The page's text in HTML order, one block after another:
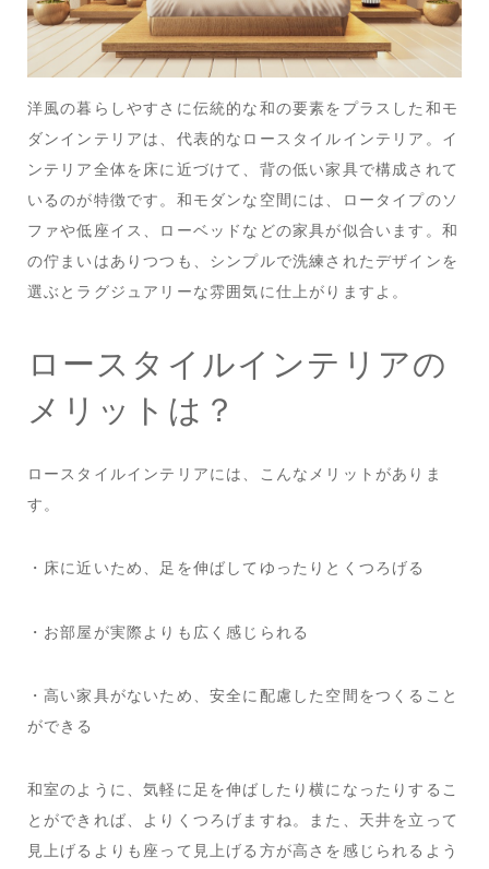
洋風の暮らしやすさに伝統的な和の要素をプラスした和モ
ダンインテリアは、代表的なロースタイルインテリア。イ
ンテリア全体を床に近づけて、背の低い家具で構成されて
いるのが特徴です。和モダンな空間には、ロータイプのソ
ファや低座イス、ローベッドなどの家具が似合います。和
の佇まいはありつつも、シンプルで洗練されたデザインを
選ぶとラグジュアリーな雰囲気に仕上がりますよ。
ロースタイルインテリアの
メリットは？
ロースタイルインテリアには、こんなメリットがありま
す。
・床に近いため、足を伸ばしてゆったりとくつろげる
・お部屋が実際よりも広く感じられる
・高い家具がないため、安全に配慮した空間をつくること
ができる
和室のように、気軽に足を伸ばしたり横になったりするこ
とができれば、よりくつろげますね。また、天井を立って
見上げるよりも座って見上げる方が高さを感じられるよう